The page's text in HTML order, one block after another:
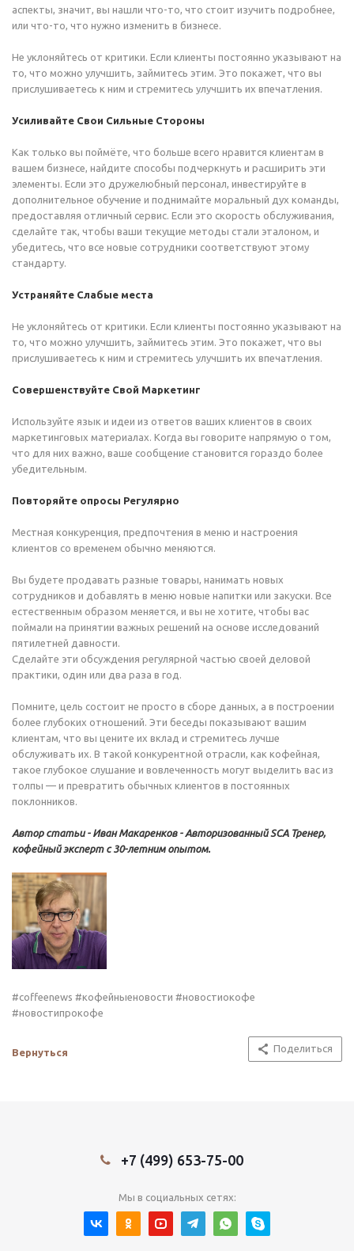
аспекты, значит, вы нашли что-то, что стоит изучить подробнее,
или что-то, что нужно изменить в бизнесе.
Не уклоняйтесь от критики. Если клиенты постоянно указывают на
то, что можно улучшить, займитесь этим. Это покажет, что вы
прислушиваетесь к ним и стремитесь улучшить их впечатления.
Усиливайте Свои Сильные Стороны
Как только вы поймёте, что больше всего нравится клиентам в
вашем бизнесе, найдите способы подчеркнуть и расширить эти
элементы. Если это дружелюбный персонал, инвестируйте в
дополнительное обучение и поднимайте моральный дух команды,
предоставляя отличный сервис. Если это скорость обслуживания,
сделайте так, чтобы ваши текущие методы стали эталоном, и
убедитесь, что все новые сотрудники соответствуют этому
стандарту.
Устраняйте Слабые места
Не уклоняйтесь от критики. Если клиенты постоянно указывают на
то, что можно улучшить, займитесь этим. Это покажет, что вы
прислушиваетесь к ним и стремитесь улучшить их впечатления.
Совершенствуйте Свой Маркетинг
Используйте язык и идеи из ответов ваших клиентов в своих
маркетинговых материалах. Когда вы говорите напрямую о том,
что для них важно, ваше сообщение становится гораздо более
убедительным.
Повторяйте опросы Регулярно
Местная конкуренция, предпочтения в меню и настроения
клиентов со временем обычно меняются.
Вы будете продавать разные товары, нанимать новых
сотрудников и добавлять в меню новые напитки или закуски. Все
естественным образом меняется, и вы не хотите, чтобы вас
поймали на принятии важных решений на основе исследований
пятилетней давности.
Сделайте эти обсуждения регулярной частью своей деловой
практики, один или два раза в год.
Помните, цель состоит не просто в сборе данных, а в построении
более глубоких отношений. Эти беседы показывают вашим
клиентам, что вы цените их вклад и стремитесь лучше
обслуживать их. В такой конкурентной отрасли, как кофейная,
такое глубокое слушание и вовлеченность могут выделить вас из
толпы — и превратить обычных клиентов в постоянных
поклонников.
Автор статьи - Иван Макаренков - Авторизованный SCA Тренер,
кофейный эксперт с 30-летним опытом.
#coffeenews #кофейныеновости #новостиокофе
#новостипрокофе
Вернуться Поделиться
+7 (499) 653-75-00
Мы в социальных сетях: